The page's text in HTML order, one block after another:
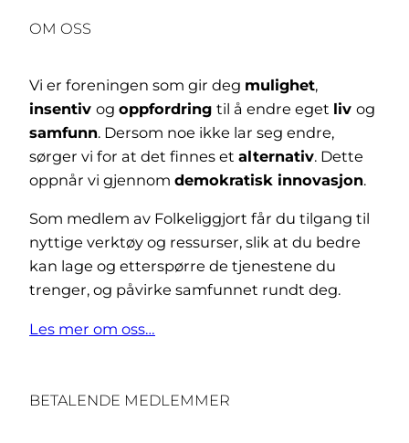
OM OSS
Vi er foreningen som gir deg mulighet,
insentiv og oppfordring til å endre eget liv og
samfunn. Dersom noe ikke lar seg endre,
sørger vi for at det finnes et alternativ. Dette
oppnår vi gjennom demokratisk innovasjon.
Som medlem av Folkeliggjort får du tilgang til
nyttige verktøy og ressurser, slik at du bedre
kan lage og etterspørre de tjenestene du
trenger, og påvirke samfunnet rundt deg.
Les mer om oss…
BETALENDE MEDLEMMER